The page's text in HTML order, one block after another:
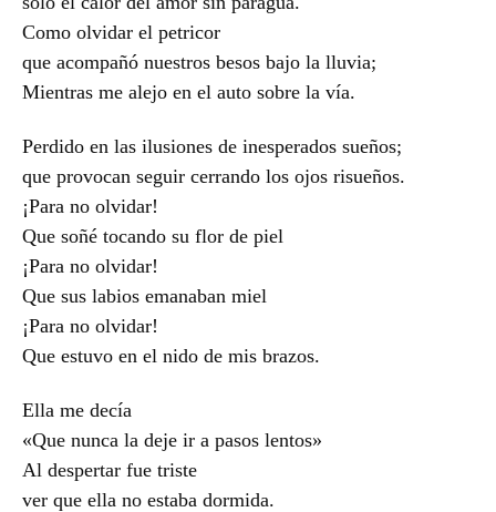
Como olvidar el petricor
que acompañó nuestros besos bajo la lluvia;
Mientras me alejo en el auto sobre la vía.
Perdido en las ilusiones de inesperados sueños;
que provocan seguir cerrando los ojos risueños.
¡Para no olvidar!
Que soñé tocando su flor de piel
¡Para no olvidar!
Que sus labios emanaban miel
¡Para no olvidar!
Que estuvo en el nido de mis brazos.
Ella me decía
«Que nunca la deje ir a pasos lentos»
Al despertar fue triste
ver que ella no estaba dormida.